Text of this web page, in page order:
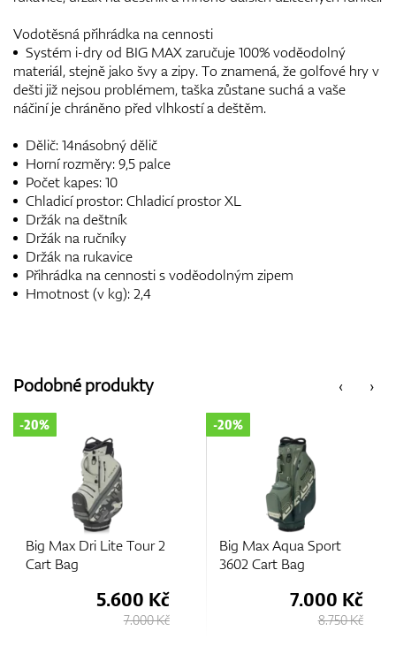
Vodotěsná přihrádka na cennosti
Systém i-dry od BIG MAX zaručuje 100% voděodolný
materiál, stejně jako švy a zipy. To znamená, že golfové hry v
dešti již nejsou problémem, taška zůstane suchá a vaše
náčiní je chráněno před vlhkostí a deštěm.
Dělič: 14násobný dělič
Horní rozměry: 9,5 palce
Počet kapes: 10
Chladicí prostor: Chladicí prostor XL
Držák na deštník
Držák na ručníky
Držák na rukavice
Přihrádka na cennosti s voděodolným zipem
Hmotnost (v kg): 2,4
‹
Podobné produkty ›
Big Max Aqua Sport
3602 Cart Bag
-20%
7.000 Kč
8.750 Kč
Big Max Aqua Sport 4
Cart Bag
-25%
6.180 Kč
8.250 Kč